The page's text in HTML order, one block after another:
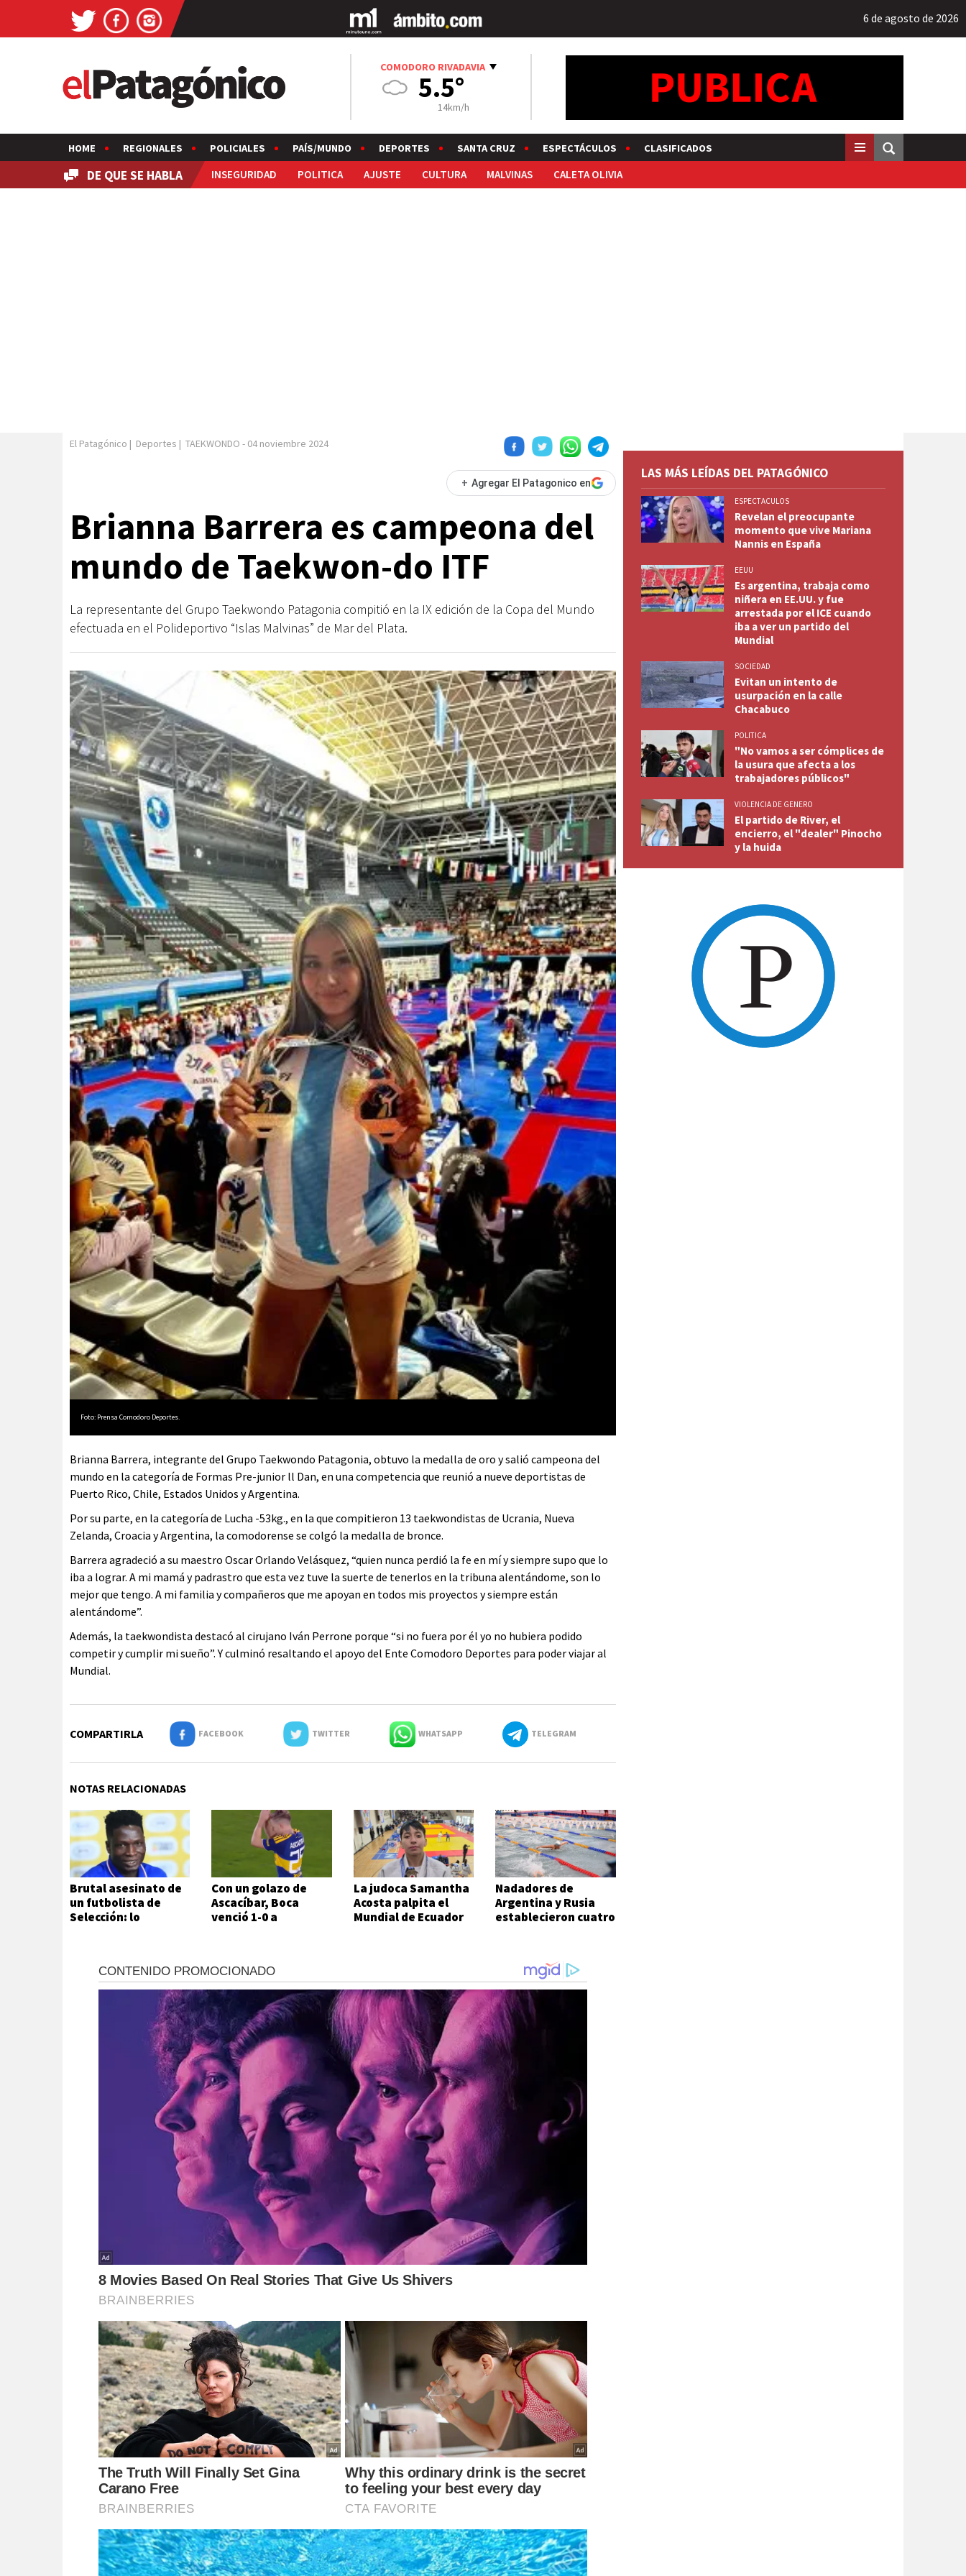
6 de agosto de 2026
COMODORO RIVADAVIA
5.5°
14km/h
HOME REGIONALES POLICIALES PAÍS/MUNDO DEPORTES SANTA CRUZ ESPECTÁCULOS CLASIFICADOS
DE QUE SE HABLA INSEGURIDAD POLITICA AJUSTE CULTURA MALVINAS CALETA OLIVIA
El Patagónico | Deportes | TAEKWONDO - 04 noviembre 2024
+ Agregar El Patagonico en
Brianna Barrera es campeona del
mundo de Taekwon-do ITF
La representante del Grupo Taekwondo Patagonia compitió en la IX edición de la Copa del Mundo
efectuada en el Polideportivo “Islas Malvinas” de Mar del Plata.
Foto: Prensa Comodoro Deportes.
Brianna Barrera, integrante del Grupo Taekwondo Patagonia, obtuvo la medalla de oro y salió campeona del
mundo en la categoría de Formas Pre-junior ll Dan, en una competencia que reunió a nueve deportistas de
Puerto Rico, Chile, Estados Unidos y Argentina.
Por su parte, en la categoría de Lucha -53kg., en la que compitieron 13 taekwondistas de Ucrania, Nueva
Zelanda, Croacia y Argentina, la comodorense se colgó la medalla de bronce.
Barrera agradeció a su maestro Oscar Orlando Velásquez, “quien nunca perdió la fe en mí y siempre supo que lo
iba a lograr. A mi mamá y padrastro que esta vez tuve la suerte de tenerlos en la tribuna alentándome, son lo
mejor que tengo. A mi familia y compañeros que me apoyan en todos mis proyectos y siempre están
alentándome”.
Además, la taekwondista destacó al cirujano Iván Perrone porque “si no fuera por él yo no hubiera podido
competir y cumplir mi sueño”. Y culminó resaltando el apoyo del Ente Comodoro Deportes para poder viajar al
Mundial.
COMPARTIRLA FACEBOOK TWITTER WHATSAPP TELEGRAM
NOTAS RELACIONADAS
Brutal asesinato de
un futbolista de
Selección: lo
Con un golazo de
Ascacíbar, Boca
venció 1-0 a
La judoca Samantha
Acosta palpita el
Mundial de Ecuador
Nadadores de
Argentina y Rusia
establecieron cuatro
LAS MÁS LEÍDAS DEL PATAGÓNICO
ESPECTACULOS
Revelan el preocupante
momento que vive Mariana
Nannis en España
EEUU
Es argentina, trabaja como
niñera en EE.UU. y fue
arrestada por el ICE cuando
iba a ver un partido del
Mundial
SOCIEDAD
Evitan un intento de
usurpación en la calle
Chacabuco
POLITICA
"No vamos a ser cómplices de
la usura que afecta a los
trabajadores públicos"
VIOLENCIA DE GENERO
El partido de River, el
encierro, el "dealer" Pinocho
y la huida